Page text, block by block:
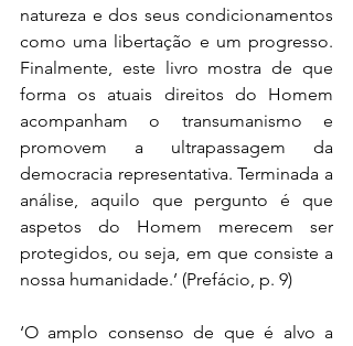
natureza e dos seus condicionamentos
como uma libertação e um progresso.
Finalmente, este livro mostra de que
forma os atuais direitos do Homem
acompanham o transumanismo e
promovem a ultrapassagem da
democracia representativa. Terminada a
análise, aquilo que pergunto é que
aspetos do Homem merecem ser
protegidos, ou seja, em que consiste a
nossa humanidade.’ (Prefácio, p. 9)
‘O amplo consenso de que é alvo a